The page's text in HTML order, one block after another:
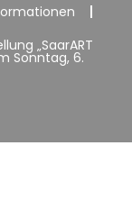
„SaarART
Sonntag, 6.